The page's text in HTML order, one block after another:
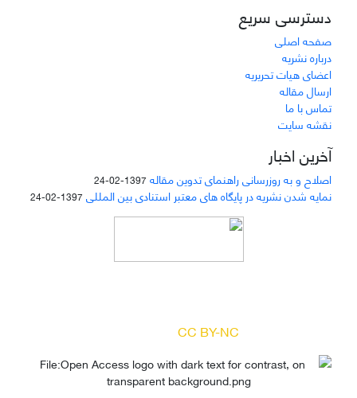
دسترسی سریع
صفحه اصلی
درباره نشریه
اعضای هیات تحریریه
ارسال مقاله
تماس با ما
نقشه سایت
آخرین اخبار
اصلاح و به روزرسانی راهنمای تدوین مقاله 1397-02-24
نمایه شدن نشریه در پایگاه های معتبر استنادی بین المللی 1397-02-24
CC BY-NC